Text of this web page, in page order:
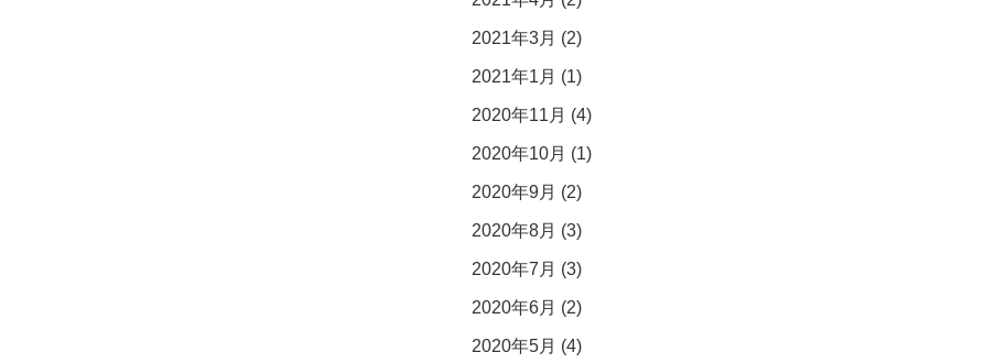
2021年3月 (2)
2021年1月 (1)
2020年11月 (4)
2020年10月 (1)
2020年9月 (2)
2020年8月 (3)
2020年7月 (3)
2020年6月 (2)
2020年5月 (4)